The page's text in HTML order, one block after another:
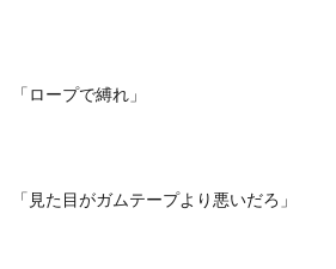
「ロープで縛れ」
「見た目がガムテープより悪いだろ」